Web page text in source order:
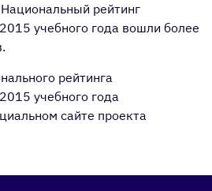
рейтинг
учебного года вошли более
рейтинга
учебного года
сайте проекта